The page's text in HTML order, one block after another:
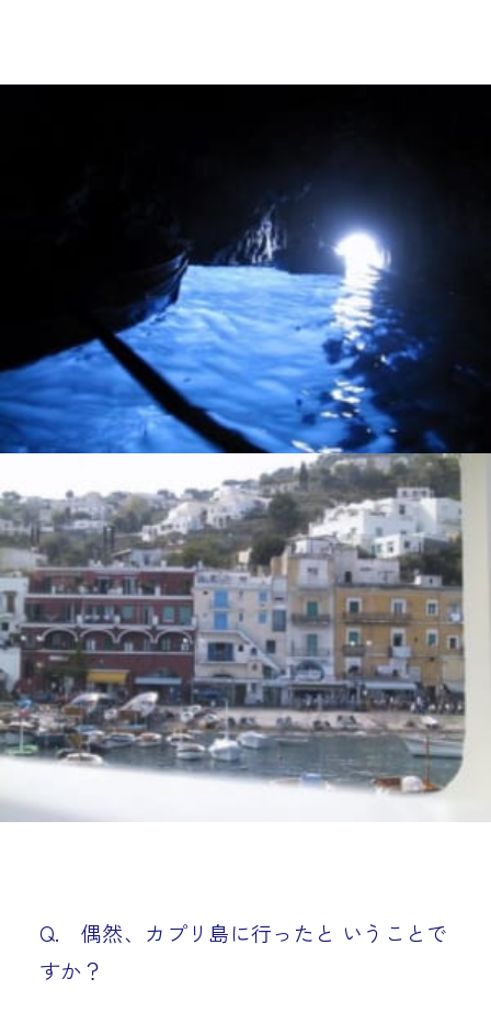
Q. 偶然、カプリ島に行ったと いうことで
すか？